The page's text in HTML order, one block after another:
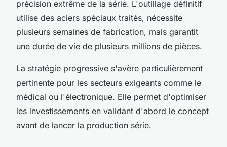
précision extrême de la série. L'outillage définitif
utilise des aciers spéciaux traités, nécessite
plusieurs semaines de fabrication, mais garantit
une durée de vie de plusieurs millions de pièces.
La stratégie progressive s'avère particulièrement
pertinente pour les secteurs exigeants comme le
médical ou l'électronique. Elle permet d'optimiser
les investissements en validant d'abord le concept
avant de lancer la production série.